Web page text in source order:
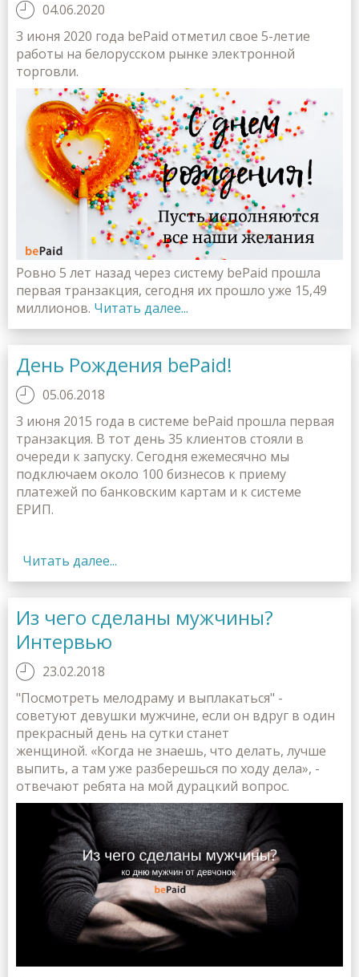
04.06.2020
3 июня 2020 года bePaid отметил свое 5-летие
работы на белорусском рынке электронной
торговли.
Ровно 5 лет назад через систему bePaid прошла
первая транзакция, сегодня их прошло уже 15,49
миллионов. Читать далее...
День Рождения bePaid!
05.06.2018
3 июня 2015 года в системе bePaid прошла первая
транзакция. В тот день 35 клиентов стояли в
очереди к запуску. Сегодня ежемесячно мы
подключаем около 100 бизнесов к приему
платежей по банковским картам и к системе
ЕРИП.
Читать далее...
Из чего сделаны мужчины?
Интервью
23.02.2018
"Посмотреть мелодраму и выплакаться" -
советуют девушки мужчине, если он вдруг в один
прекрасный день на сутки станет
женщиной. «Когда не знаешь, что делать, лучше
выпить, а там уже разберешься по ходу дела», -
отвечают ребята на мой дурацкий вопрос.